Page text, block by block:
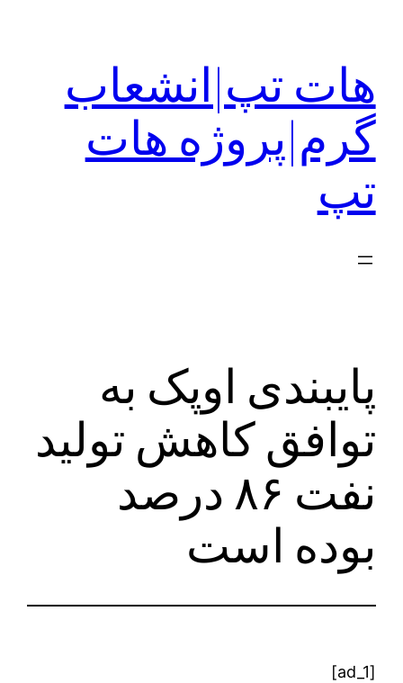
هات تپ|انشعاب
گرم|پروژه هات
تپ
پایبندی اوپک به
توافق کاهش تولید
نفت ۸۶ درصد
بوده است
[ad_1]